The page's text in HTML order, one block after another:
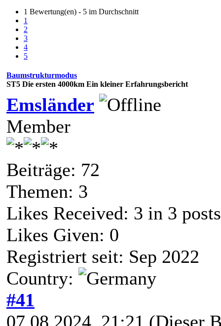
1 Bewertung(en) - 5 im Durchschnitt
1
2
3
4
5
Baumstrukturmodus
ST5 Die ersten 4000km Ein kleiner Erfahrungsbericht
Emsländer
Member
Beiträge: 72
Themen: 3
Likes Received: 3 in 3 posts
Likes Given: 0
Registriert seit: Sep 2022
Country:
#41
07.08.2024, 21:21 (Dieser